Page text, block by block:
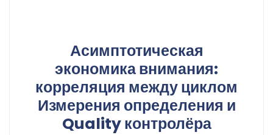
Асимптотическая
экономика внимания:
корреляция между циклом
Измерения определения и
Quality контролёра